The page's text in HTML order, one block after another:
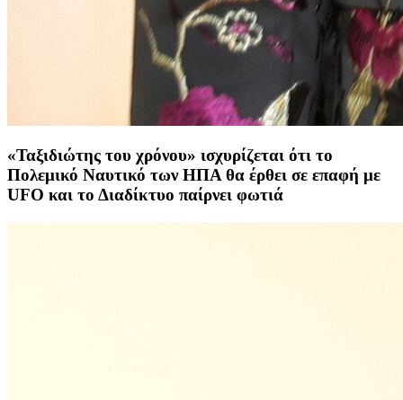
«Ταξιδιώτης του χρόνου» ισχυρίζεται ότι το
Πολεμικό Ναυτικό των ΗΠΑ θα έρθει σε επαφή με
UFO και το Διαδίκτυο παίρνει φωτιά